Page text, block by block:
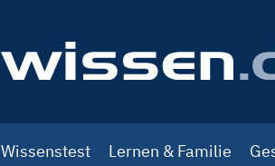
navigation
Wissenstest Lernen & Familie